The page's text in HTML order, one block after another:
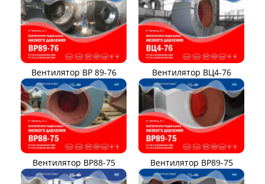
Вентилятор ВР 89-76 Вентилятор ВЦ4-76
Вентилятор ВР88-75 Вентилятор ВР89-75